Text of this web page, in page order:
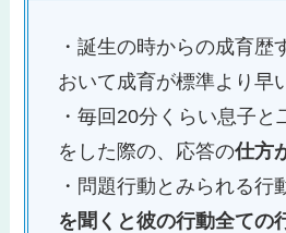
・誕生の時からの成育歴
おいて成育が標準より早
・毎回20分くらい息子と
をした際の、応答の仕方
・問題行動とみられる行
を聞くと彼の行動全ての